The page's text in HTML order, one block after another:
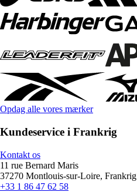
Opdag alle vores mærker
Kundeservice i Frankrig
Kontakt os
11 rue Bernard Maris
37270 Montlouis-sur-Loire, Frankrig
+33 1 86 47 62 58